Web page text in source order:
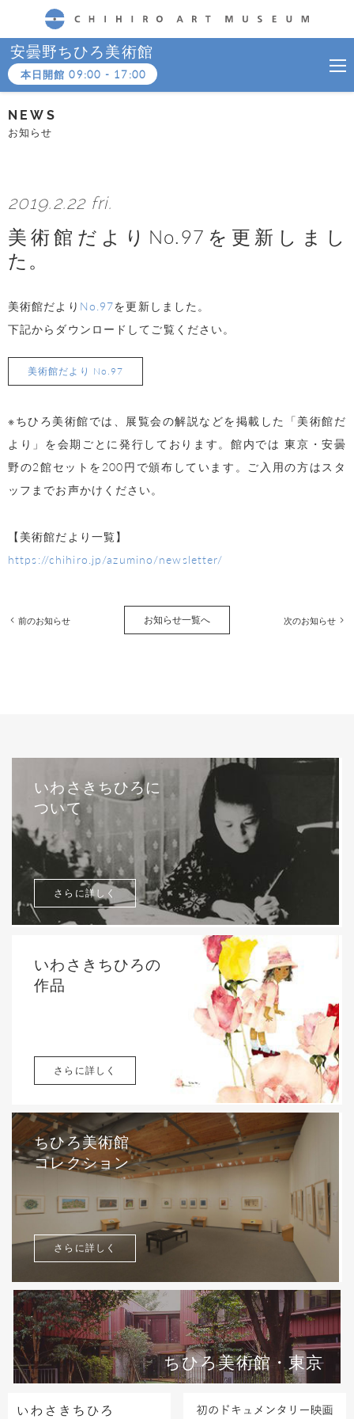
CHIHIRO ART MUSEUM
安曇野ちひろ美術館
本日開館09:00 - 17:00
NEWS
お知らせ
2019.2.22 fri.
美術館だよりNo.97を更新しまし
た。
美術館だより No.97を更新しました。
下記からダウンロードしてご覧ください。
美術館だより No.97
※ちひろ美術館では、展覧会の解説などを掲載した「美術館だ
より」を会期ごとに発行しております。館内では 東京・安曇
野の2館セットを200円で頒布しています。ご入用の方はスタ
ッフまでお声かけください。
【美術館だより一覧】
https://chihiro.jp/azumino/newsletter/
前のお知らせ お知らせ一覧へ 次のお知らせ
いわさきちひろに
ついて
さらに詳しく
いわさきちひろの
作品
さらに詳しく
ちひろ美術館
コレクション
さらに詳しく
ちひろ美術館・東京